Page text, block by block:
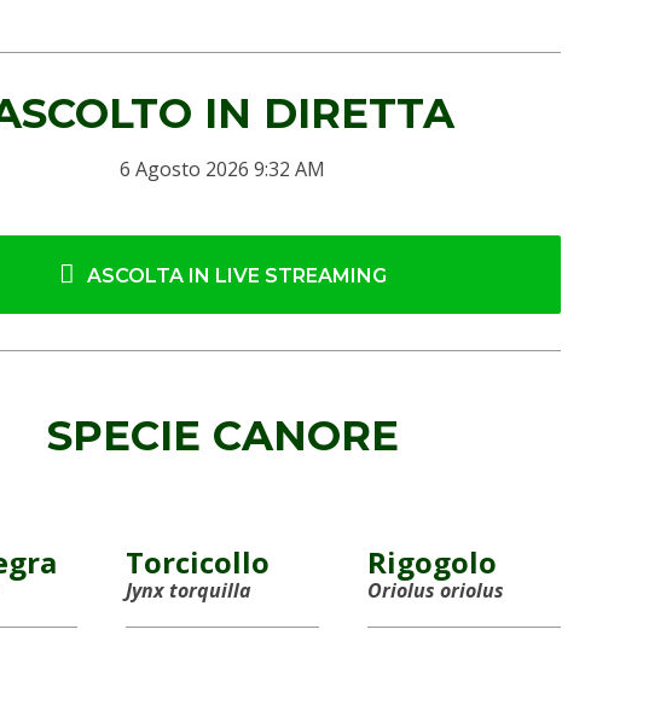
IN DIRETTA
6 Agosto 2026 9:32 AM
ASCOLTA IN LIVE STREAMING
SPECIE CANORE
Torcicollo
Jynx torquilla
Rigogolo
Oriolus oriolus